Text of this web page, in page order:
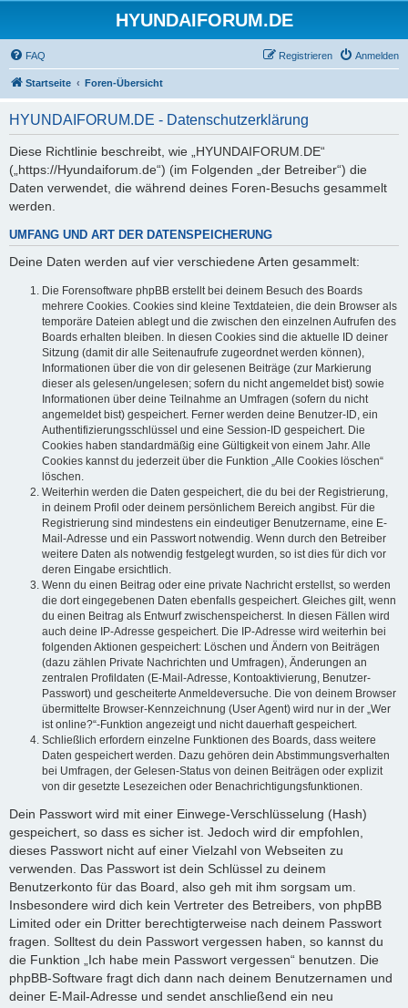
HYUNDAIFORUM.DE
FAQ Anmelden
Registrieren
Startseite Foren-Übersicht
HYUNDAIFORUM.DE - Datenschutzerklärung
Diese Richtlinie beschreibt, wie „HYUNDAIFORUM.DE“
(„https://Hyundaiforum.de“) (im Folgenden „der Betreiber“) die
Daten verwendet, die während deines Foren-Besuchs gesammelt
werden.
UMFANG UND ART DER DATENSPEICHERUNG
Deine Daten werden auf vier verschiedene Arten gesammelt:
Die Forensoftware phpBB erstellt bei deinem Besuch des Boards
mehrere Cookies. Cookies sind kleine Textdateien, die dein Browser als
temporäre Dateien ablegt und die zwischen den einzelnen Aufrufen des
Boards erhalten bleiben. In diesen Cookies sind die aktuelle ID deiner
Sitzung (damit dir alle Seitenaufrufe zugeordnet werden können),
Informationen über die von dir gelesenen Beiträge (zur Markierung
dieser als gelesen/ungelesen; sofern du nicht angemeldet bist) sowie
Informationen über deine Teilnahme an Umfragen (sofern du nicht
angemeldet bist) gespeichert. Ferner werden deine Benutzer-ID, ein
Authentifizierungsschlüssel und eine Session-ID gespeichert. Die
Cookies haben standardmäßig eine Gültigkeit von einem Jahr. Alle
Cookies kannst du jederzeit über die Funktion „Alle Cookies löschen“
löschen.
Weiterhin werden die Daten gespeichert, die du bei der Registrierung,
in deinem Profil oder deinem persönlichem Bereich angibst. Für die
Registrierung sind mindestens ein eindeutiger Benutzername, eine E-
Mail-Adresse und ein Passwort notwendig. Wenn durch den Betreiber
weitere Daten als notwendig festgelegt wurden, so ist dies für dich vor
deren Eingabe ersichtlich.
Wenn du einen Beitrag oder eine private Nachricht erstellst, so werden
die dort eingegebenen Daten ebenfalls gespeichert. Gleiches gilt, wenn
du einen Beitrag als Entwurf zwischenspeicherst. In diesen Fällen wird
auch deine IP-Adresse gespeichert. Die IP-Adresse wird weiterhin bei
folgenden Aktionen gespeichert: Löschen und Ändern von Beiträgen
(dazu zählen Private Nachrichten und Umfragen), Änderungen an
zentralen Profildaten (E-Mail-Adresse, Kontoaktivierung, Benutzer-
Passwort) und gescheiterte Anmeldeversuche. Die von deinem Browser
übermittelte Browser-Kennzeichnung (User Agent) wird nur in der „Wer
ist online?“-Funktion angezeigt und nicht dauerhaft gespeichert.
Schließlich erfordern einzelne Funktionen des Boards, dass weitere
Daten gespeichert werden. Dazu gehören dein Abstimmungsverhalten
bei Umfragen, der Gelesen-Status von deinen Beiträgen oder explizit
von dir gesetzte Lesezeichen oder Benachrichtigungsfunktionen.
Dein Passwort wird mit einer Einwege-Verschlüsselung (Hash)
gespeichert, so dass es sicher ist. Jedoch wird dir empfohlen,
dieses Passwort nicht auf einer Vielzahl von Webseiten zu
verwenden. Das Passwort ist dein Schlüssel zu deinem
Benutzerkonto für das Board, also geh mit ihm sorgsam um.
Insbesondere wird dich kein Vertreter des Betreibers, von phpBB
Limited oder ein Dritter berechtigterweise nach deinem Passwort
fragen. Solltest du dein Passwort vergessen haben, so kannst du
die Funktion „Ich habe mein Passwort vergessen“ benutzen. Die
phpBB-Software fragt dich dann nach deinem Benutzernamen und
deiner E-Mail-Adresse und sendet anschließend ein neu